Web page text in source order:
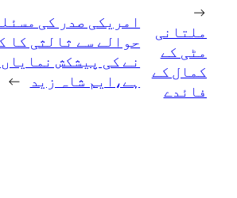
←
ملتانی
مٹی کے
کمال کے
فائدے
امریکی صدر کی
حوالے سے ثالثی کا
نے کی پیشکش
ہے،ایم شاہ زید →